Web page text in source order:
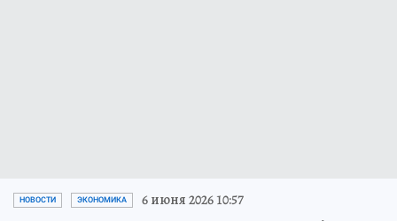
НОВОСТИ ЭКОНОМИКА 6 июня 2026 10:57